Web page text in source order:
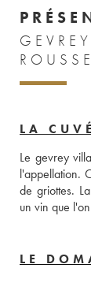
LA
Le gevrey
l'appellation.
de griottes.
un vin que
LE